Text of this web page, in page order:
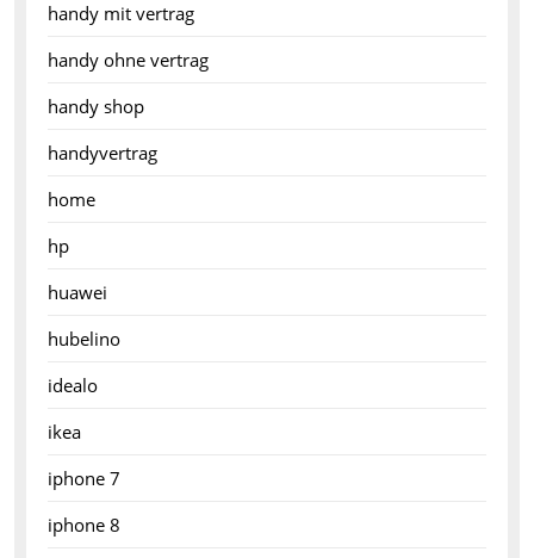
handy mit vertrag
handy ohne vertrag
handy shop
handyvertrag
home
hp
huawei
hubelino
idealo
ikea
iphone 7
iphone 8